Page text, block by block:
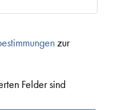
zur
Felder sind